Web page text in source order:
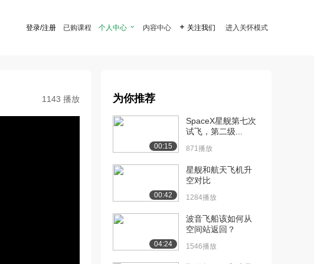
登录/注册 已购课程 个人中心  内容中心  关注我们 进入关怀模式
1143 播放 为你推荐
00:15
SpaceX星舰第七次
试飞，第二级...
871播放
00:42
星舰和航天飞机升
空对比
1284播放
04:24
波音飞船该如何从
空间站返回？
1546播放